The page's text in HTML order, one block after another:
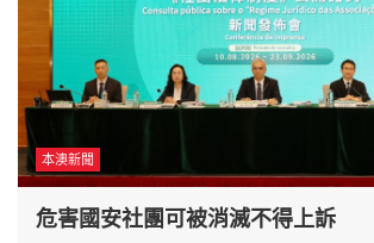
本澳新聞
危害國安社團可被消滅不得上訴